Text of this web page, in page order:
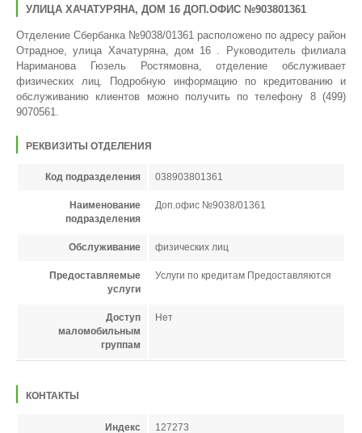
УЛИЦА ХАЧАТУРЯНА, ДОМ 16 ДОП.ОФИС №903801361
Отделение Сбербанка №9038/01361 расположено по адресу район
Отрадное, улица Хачатуряна, дом 16 . Руководитель филиала
Нариманова Гюзель Ростямовна, отделение обслуживает
физических лиц. Подробную информацию по кредитованию и
обслуживанию клиентов можно получить по телефону 8 (499)
9070561.
РЕКВИЗИТЫ ОТДЕЛЕНИЯ
Код подразделения 038903801361
Наименование
подразделения
Доп.офис №9038/01361
Обслуживание физических лиц
Предоставляемые
услуги
Услуги по кредитам Предоставляются
Доступ
маломобильным
группам
Нет
КОНТАКТЫ
Индекс 127273